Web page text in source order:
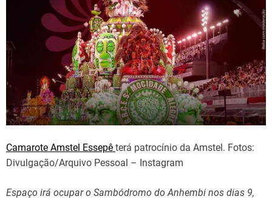
Camarote Amstel Essepê terá patrocínio da Amstel. Fotos:
Divulgação/Arquivo Pessoal – Instagram
Espaço irá ocupar o Sambódromo do Anhembi nos dias 9,